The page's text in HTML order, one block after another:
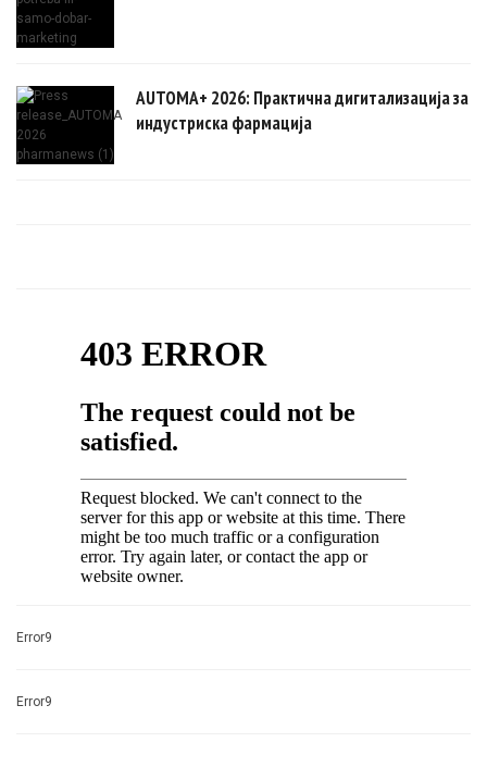
AUTOMA+ 2026: Практична дигитализација за
индустриска фармација
Error9
Error9